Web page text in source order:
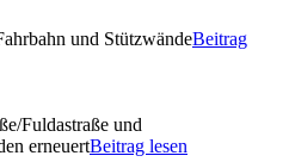
und StützwändeBeitrag
Fuldastraße und
erneuertBeitrag lesen